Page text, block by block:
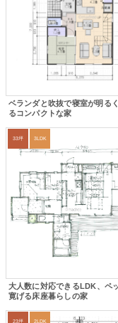
ベランダと吹抜で寝室が明る
るコンパクトな家
33坪 3LDK
大人数に対応できるLDK、ペ
寛げる床座暮らしの家
23坪 2LDK